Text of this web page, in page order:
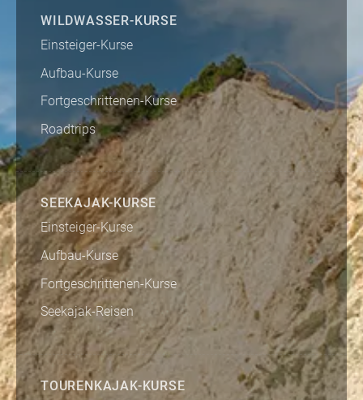
WILDWASSER-KURSE
Einsteiger-Kurse
Aufbau-Kurse
Fortgeschrittenen-Kurse
Roadtrips
SEEKAJAK-KURSE
Einsteiger-Kurse
Aufbau-Kurse
Fortgeschrittenen-Kurse
Seekajak-Reisen
TOURENKAJAK-KURSE